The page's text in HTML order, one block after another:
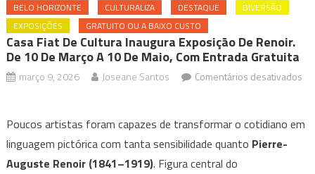
BELO HORIZONTE CULTURALIZA DESTAQUE
DIVERSÃO
EXPOSIÇÕES
GRATUITO OU A BAIXO CUSTO
Casa Fiat De Cultura Inaugura Exposição De Renoir.
De 10 De Março A 10 De Maio, Com Entrada Gratuita
março 9, 2026 Joseane Santos
Comentários desativados
Fiat
de
Cultura
Poucos artistas foram capazes de transformar o cotidiano em
linguagem pictórica com tanta sensibilidade quanto Pierre-
Auguste Renoir (1841–1919). Figura central do